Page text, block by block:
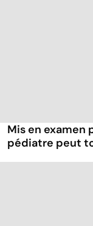
Mis en examen
pédiatre peut